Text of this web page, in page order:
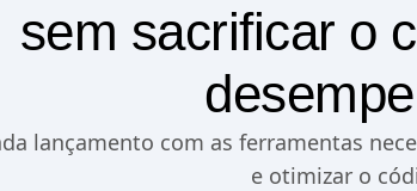
sem sacrificar o
lançamento com as ferramentas
e otimizar o